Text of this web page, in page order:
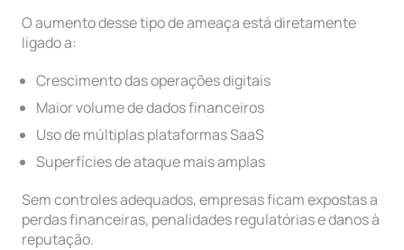
O aumento desse tipo de ameaça está diretamente
ligado a:
Crescimento das operações digitais
Maior volume de dados financeiros
Uso de múltiplas plataformas SaaS
Superfícies de ataque mais amplas
Sem controles adequados, empresas ficam expostas a
perdas financeiras, penalidades regulatórias e danos à
reputação.